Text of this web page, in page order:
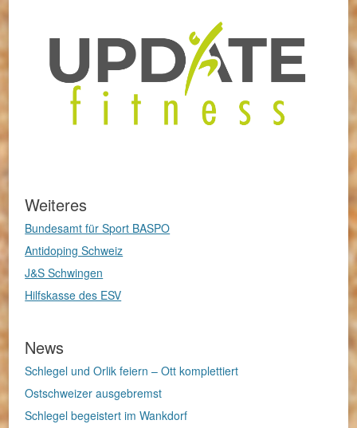
Weiteres
Bundesamt für Sport BASPO
Antidoping Schweiz
J&S Schwingen
Hilfskasse des ESV
News
Schlegel und Orlik feiern – Ott komplettiert
Ostschweizer ausgebremst
Schlegel begeistert im Wankdorf